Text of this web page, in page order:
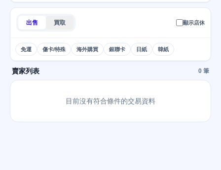
出售 買取 顯示店休
免運 傷卡/特殊 海外購買 銀聯卡 日紙 韓紙
賣家列表 0 筆
目前沒有符合條件的交易資料